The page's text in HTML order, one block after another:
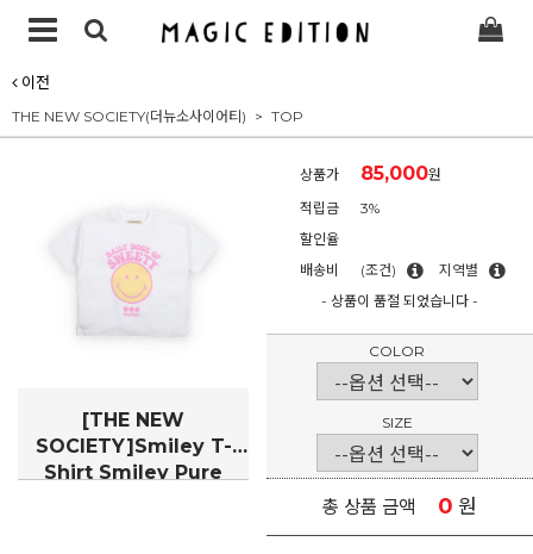
이전
THE NEW SOCIETY(더뉴소사이어티) TOP
[THE NEW
SOCIETY]Smiley T-
Shirt Smiley Pure
상품가 85,000원
적립금
3%
할인율
배송비
(조건)
지역별
- 상품이 품절 되었습니다 -
COLOR
SIZE
총 상품 금액 0 원